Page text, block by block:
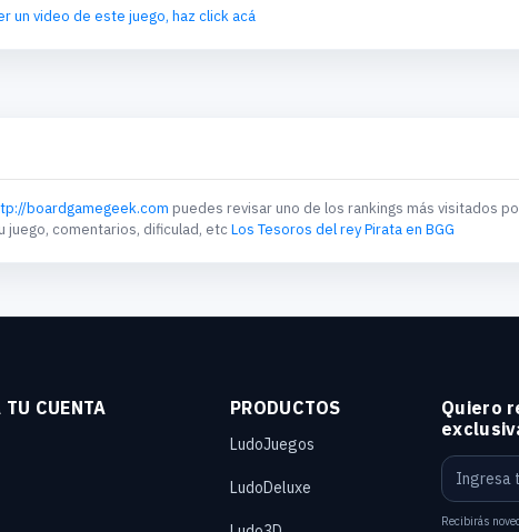
un video de este juego, haz click acá
boardgamegeek.com puedes revisar uno de los rankings más visitados
juego, comentarios, dificulad, etcLos Tesoros del rey Pirata en BGG
TU CUENTA PRODUCTOS
LudoJuegos
LudoDeluxe
Quiero
Recibirás